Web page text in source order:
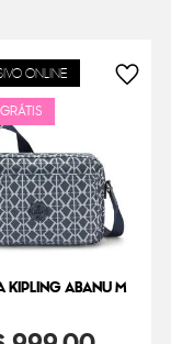
ONLINE
KIPLING ABANU M